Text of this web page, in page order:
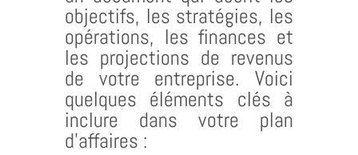
objectifs, les stratégies, les
opérations, les finances et
les projections de revenus
de votre entreprise. Voici
quelques éléments clés à
inclure dans votre plan
d’affaires :